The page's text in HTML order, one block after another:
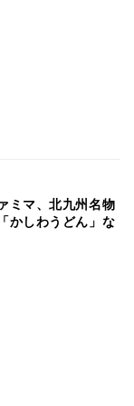
ミマ、北九州名物
かしわうどん」な